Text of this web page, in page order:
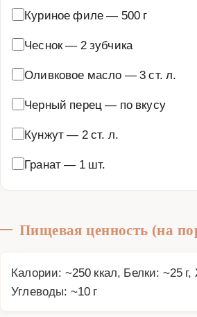
Куриное филе— 500 г
Чеснок— 2 зубчика
Оливковое масло —3 ст. л.
Черный перец — по вкусу
Кунжут— 2 ст. л.
Гранат— 1 шт.
Пищевая ценность (на
Калории: ~250 ккал, Белки: ~25
Углеводы: ~10 г